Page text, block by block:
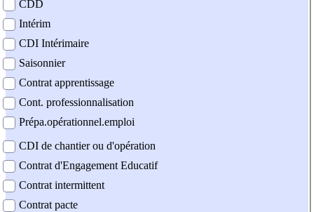
CDD
Intérim
CDI Intérimaire
Saisonnier
Contrat apprentissage
Cont. professionnalisation
Prépa.opérationnel.emploi
CDI de chantier ou d'opération
Contrat d'Engagement Educatif
Contrat intermittent
Contrat pacte